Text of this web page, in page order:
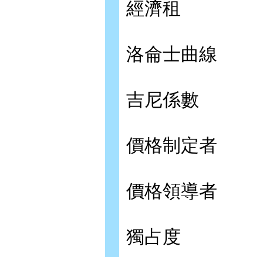
經濟租
洛侖士曲線
吉尼係數
價格制定者
價格領導者
獨占度